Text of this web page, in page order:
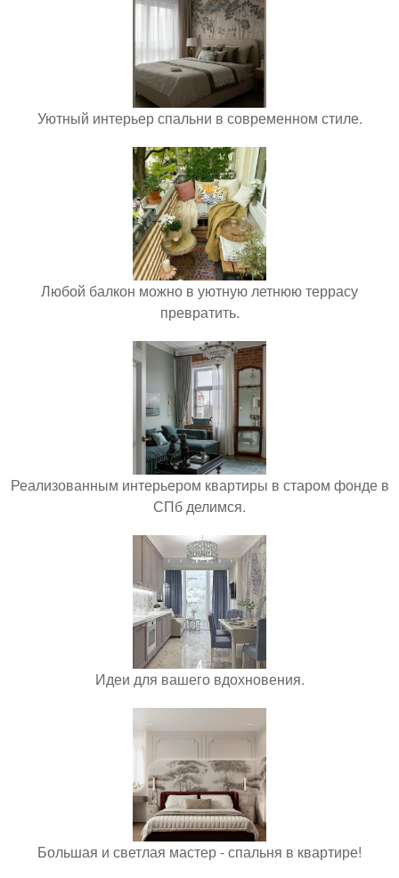
Уютный интерьер спальни в современном стиле.
Любой балкон можно в уютную летнюю террасу
превратить.
Реализованным интерьером квартиры в старом фонде в
СПб делимся.
Идеи для вашего вдохновения.
Большая и светлая мастер - спальня в квартире!